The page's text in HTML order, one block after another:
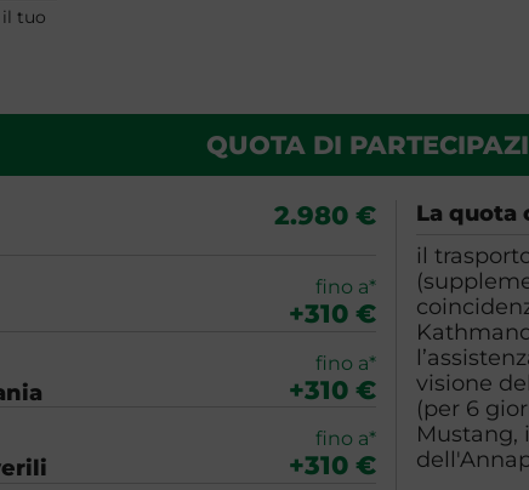
tuo
QUOTA DI
2.980 €
fino a*
+310 €
fino a*
+310 €
fino a*
+310 €
La quota
il
visione
(per 6
Mustang,